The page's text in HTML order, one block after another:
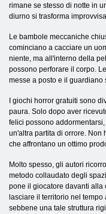
rimane se stesso di notte in
diurno si trasforma
Le bambole meccaniche
cominciano a cacciare un
niente, ma all'interno della
possono perforare il corpo.
messe a posto e il
I giochi horror gratuiti sono
paura. Solo dopo aver
felici possono
un'altra partita di orrore.
che affrontano un ottimo
Molto spesso, gli autori
metodo collaudato degli
pone il giocatore davanti alla
lasciare il territorio nel tempo
sebbene una tale struttura